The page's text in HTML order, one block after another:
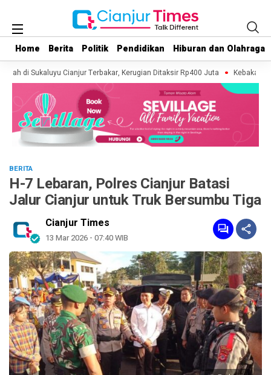
Home Berita Politik Pendidikan Hiburan dan Olahraga
Home Berita Politik Pendidikan Hiburan dan Olahraga
di Sukaluyu Cianjur Terbakar, Kerugian Ditaksir Rp400 Juta Kebakaran
BERITA
H-7 Lebaran, Polres Cianjur Batasi
Jalur Cianjur untuk Truk Bersumbu Tiga
Cianjur Times
13 Mar 2026 - 07:40 WIB